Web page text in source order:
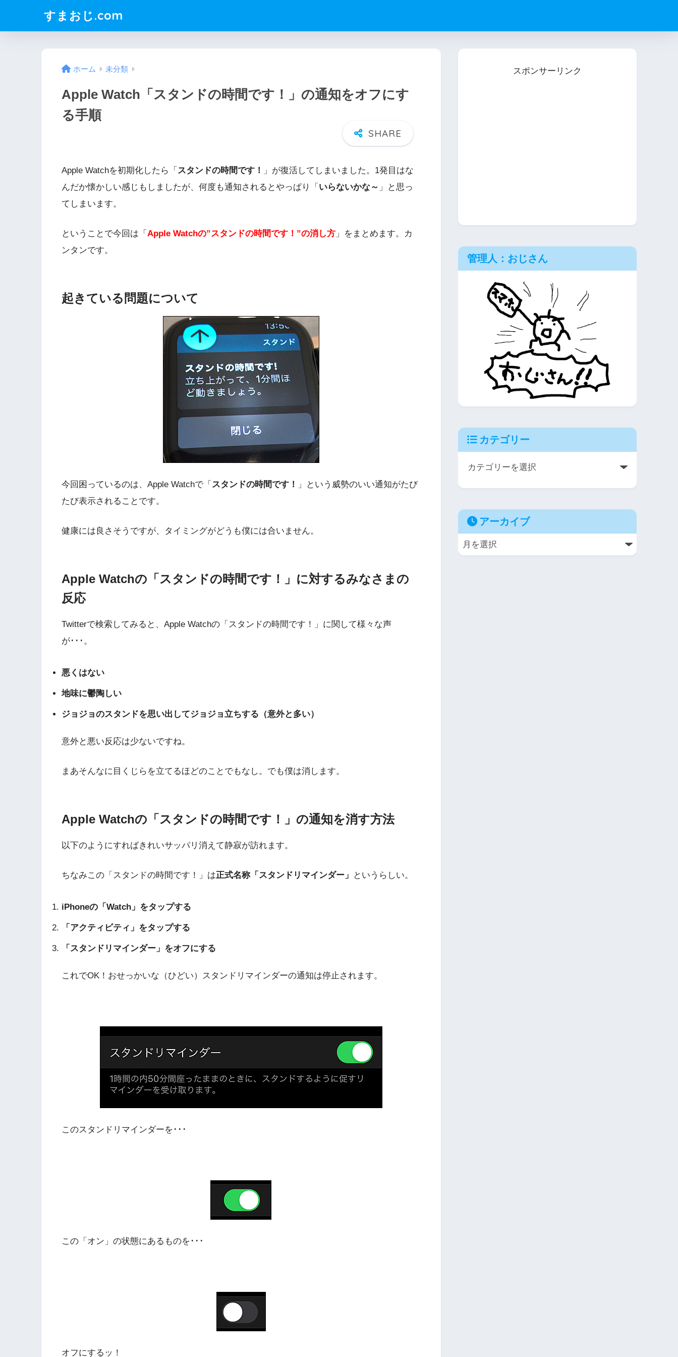
すまおじ.com
ホーム 未分類
Apple Watch「スタンドの時間です！」の通知をオフにす
る手順
Apple Watchを初期化したら「 スタンドの時間です！
」が復活してしまいました。1発目はな
んだか懐かしい感じもしましたが、何度も通知されるとやっぱり「 いらないかな～ 」と思っ
てしまいます。
ということで今回は「 Apple Watchの”スタンドの時間です！”の消し方 」をまとめます。カ
ンタンです。
起きている問題について
今回困っているのは、Apple Watchで「 スタンドの時間です！
」という威勢のいい通知がたび
たび表示されることです。
健康には良さそうですが、タイミングがどうも僕には合いません。
Apple Watchの「スタンドの時間です！」に対するみなさまの
反応
Twitterで検索してみると、Apple Watchの「スタンドの時間です！」に関して様々な声
が･･･。
悪くはない
地味に鬱陶しい
ジョジョのスタンドを思い出してジョジョ立ちする（意外と多い）
意外と悪い反応は少ないですね。
まあそんなに目くじらを立てるほどのことでもなし。でも僕は消します。
Apple Watchの「スタンドの時間です！」の通知を消す方法
以下のようにすればきれいサッパリ消えて静寂が訪れます。
ちなみこの「スタンドの時間です！」は正式名称「スタンドリマインダー」 というらしい。
iPhoneの「Watch」をタップする
「アクティビティ」をタップする
「スタンドリマインダー」をオフにする
これでOK！おせっかいな（ひどい）スタンドリマインダーの通知は停止されます。
このスタンドリマインダーを･･･
この「オン」の状態にあるものを･･･
オフにするッ！
スポンサーリンク
管理人：おじさん
カテゴリー
アーカイブ